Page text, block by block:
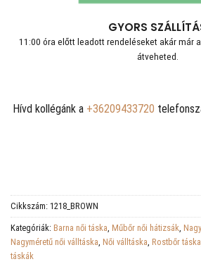
GYORS
11:00 óra előtt leadott rendeléseket akár már
átveheted.
Hívd kollégánk a +36209433720
Cikkszám: 1218_BROWN
Kategóriák: Barna női táska, Műbőr női hátizsák,
Nagyméretű női válltáska, Női válltáska, Rostbőr táska
táskák